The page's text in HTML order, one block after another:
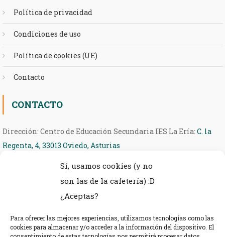
Sí, usamos cookies (y no
son las de la cafetería) :D
¿Aceptas?
Para ofrecer las mejores experiencias, utilizamos tecnologías como las
cookies para almacenar y/o acceder a la información del dispositivo. El
Política de privacidad
Condiciones de uso
Política de cookies (UE)
Contacto
CONTACTO
Dirección: Centro de Educación Secundaria IES La Ería: C. la
Regenta, 4, 33013 Oviedo, Asturias
Teléfono: 985 27 36 54
eMail: ieseria@educastur.org